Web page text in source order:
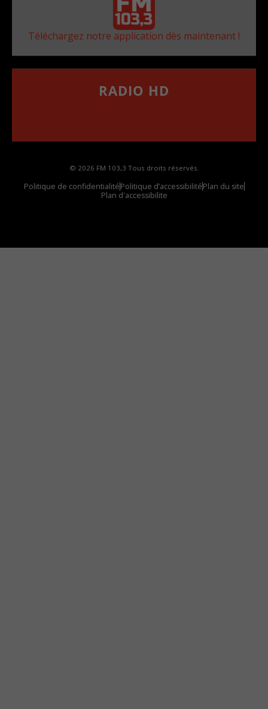
Téléchargez notre application dès maintenant !
RADIO HD
© 2026 FM 103,3 Tous droits réservés.
Politique de confidentialitéPolitique d’accessibilitéPlan du site
Plan d'accessibilite